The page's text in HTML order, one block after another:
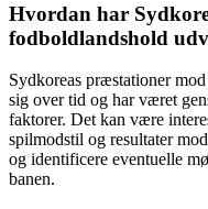
Hvordan har
fodboldlandshold
Sydkoreas præstationer
sig over tid og har været
faktorer. Det kan være
spilmodstil og resultater
og identificere eventuelle
banen.